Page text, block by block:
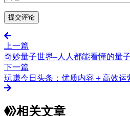
上一篇
奇妙量子世界–人人都能看懂的量
下一篇
玩赚今日头条：优质内容＋高效运
相关文章